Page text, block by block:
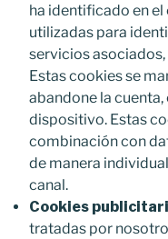
ha identificado en el
utilizadas para
servicios
Estas cookies se
abandone la
dispositivo. Estas
combinación con
de manera
canal.
Cookies
tratadas por